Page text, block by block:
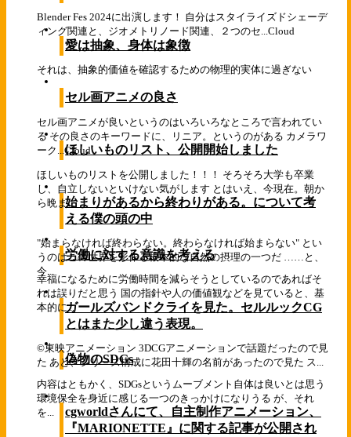
Blender Fes 2024に出演します！ 自分はスタイライズドシェーデ
ィング関連と、ジオメトリノード関連、２つのセ...Cloud
愛は抽象、身体は象徴
それは、抽象的価値を確認するための物理的実体に過ぎない
セル画アニメの良さ
セル画アニメが良いというのはいろいろなところで言われてい
る その良さのキーワードに、リニア。というのがある カメラワ
ーク... Cloud
ほしいものリスト、公開開始しました
ほしいものリストを公開しました！！！ そろそろ大学も卒業
し、自立しないといけない気がします とはいえ、今現在。朝か
ら晩ま...始まりがあるから終わりがある。について考
える僕の頭の中
"始まらなければ終わらない。終わらなければ始まらない" とい
うのはこの世界を形作る根本的な自然の摂理の一つだ ……と、
今...
労働に対する意識を考える
幸福になるために労働時間を減らそうとしているのであればそ
れは誤りだと思う 国の指針や人の価値観などを見ていると、基
本的に...ガールズバンドクライを見た。セルルックCG
とはまた少し違う表現。
©東映アニメーション 3DCGアニメーションで話題だったので見
た あと、シリーズ構成に花田十輝の名前があったので見た ス...
偽物のSDGs
内容はともかく、SDGsというムーブメント自体は良いとは思う
環境保全を身近に感じる一つのきっかけになりうる が、それ
を...
cgworldさんにて、自主制作アニメーション、
『MARIONETTE』に関する記事が公開され